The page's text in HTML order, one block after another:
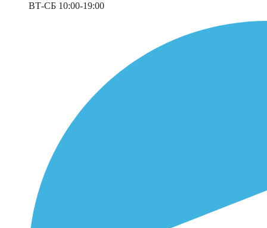
ВТ-СБ 10:00-19:00